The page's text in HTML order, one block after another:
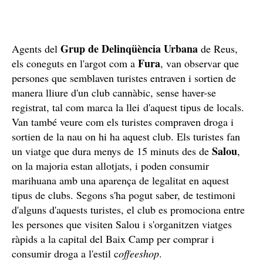
Agents del Grup de Delinqüència Urbana de Reus,
els coneguts en l'argot com a Fura, van observar que
persones que semblaven turistes entraven i sortien de
manera lliure d'un club cannàbic, sense haver-se
registrat, tal com marca la llei d'aquest tipus de locals.
Van també veure com els turistes compraven droga i
sortien de la nau on hi ha aquest club. Els turistes fan
un viatge que dura menys de 15 minuts des de Salou,
on la majoria estan allotjats, i poden consumir
marihuana amb una aparença de legalitat en aquest
tipus de clubs. Segons s'ha pogut saber, de testimoni
d'alguns d'aquests turistes, el club es promociona entre
les persones que visiten Salou i s'organitzen viatges
ràpids a la capital del Baix Camp per comprar i
consumir droga a l'estil coffeeshop.